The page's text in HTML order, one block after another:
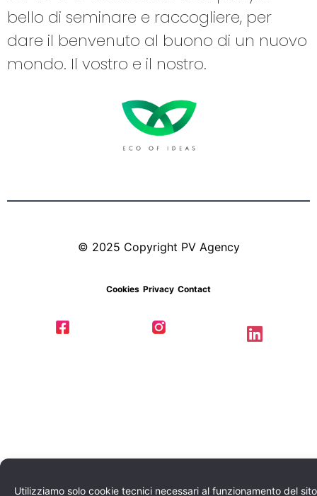
Utilizziamo solo cookie tecnici necessari al funzionamento del
bello di seminare e raccogliere, per
dare il benvenuto al buono di un nuovo
mondo. Il vostro e il nostro.
© 2025 Copyright PV Agency
Cookies Privacy Contact